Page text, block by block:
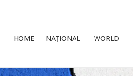
HOME NAȚIONAL WORLD